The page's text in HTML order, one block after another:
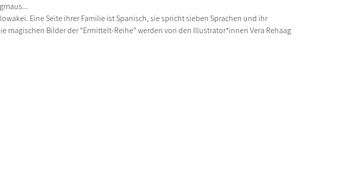
Eine Seite ihrer Familie ist Spanisch, sie spricht sieben Sprachen und ihr
magischen Bilder der "Ermittelt-Reihe" werden von den Illustrator*innen Vera Rehaag